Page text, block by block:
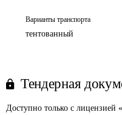
Варианты транспорта
тентованный
Тендерная
Доступно только с лицензией